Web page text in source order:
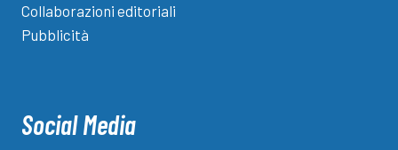
Collaborazioni editoriali
Pubblicità
Social Media